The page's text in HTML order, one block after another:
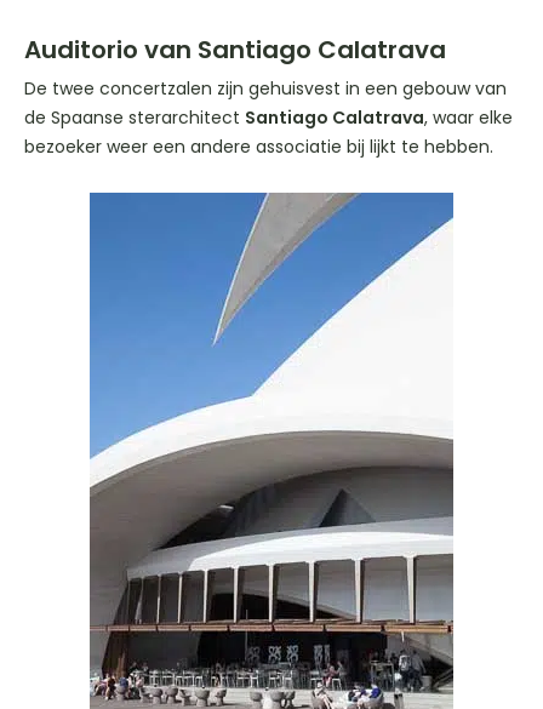
Auditorio van Santiago Calatrava
De twee concertzalen zijn gehuisvest in een gebouw van
de Spaanse sterarchitect Santiago Calatrava, waar elke
bezoeker weer een andere associatie bij lijkt te hebben.